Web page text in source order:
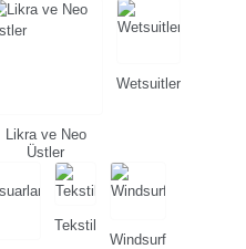
Likra ve Neo
Üstler
Wetsuitler
Tekstil
Windsurf